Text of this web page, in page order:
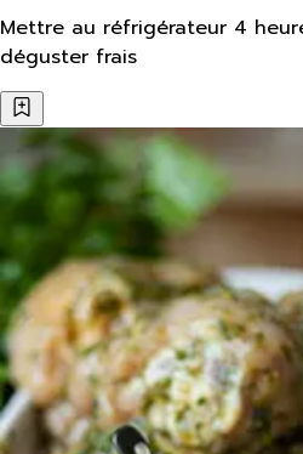
Mettre au réfrigérateur 4
déguster frais